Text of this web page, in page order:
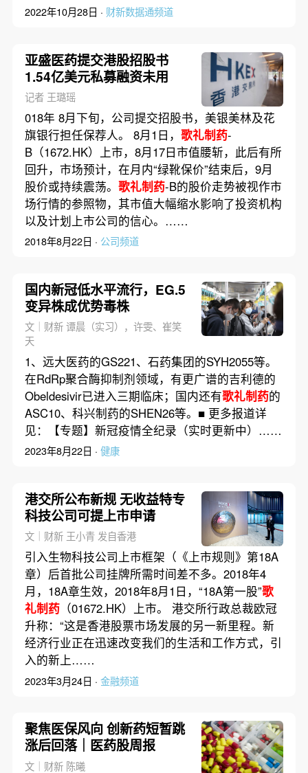
2022年10月28日 · 财新数据通频道
亚盛医药提交港股招股书
1.54亿美元私募融资未用
记者 王璐瑶
018年 8月下旬，公司提交招股书，美银美林及花
旗银行担任保荐人。 8月1日， 歌礼制药-
B（1672.HK）上市，8月17日市值腰斩，此后有所
回升，市场预计，在月内“绿靴保价”结束后，9月
股价或持续震荡。 歌礼制药-B的股价走势被视作市
场行情的参照物，其市值大幅缩水影响了投资机构
以及计划上市公司的信心。……
2018年8月22日 · 公司频道
国内新冠低水平流行，EG.5
变异株成优势毒株
文｜财新 谭晨（实习），许雯、崔笑
天
1、远大医药的GS221、石药集团的SYH2055等。
在RdRp聚合酶抑制剂领域，有更广谱的吉利德的
Obeldesivir已进入三期临床；国内还有歌礼制药的
ASC10、科兴制药的SHEN26等。■ 更多报道详
见：【专题】新冠疫情全纪录（实时更新中）……
2023年8月22日 · 健康
港交所公布新规 无收益特专
科技公司可提上市申请
文｜财新 王小青 发自香港
引入生物科技公司上市框架（《上市规则》第18A
章）后首批公司挂牌所需时间差不多。2018年4
月，18A章生效，2018年8月1日，“18A第一股”歌
礼制药（01672.HK）上市。 港交所行政总裁欧冠
升称：“这是香港股票市场发展的另一新里程。新
经济行业正在迅速改变我们的生活和工作方式，引
入的新上……
2023年3月24日 · 金融频道
聚焦医保风向 创新药短暂跳
涨后回落｜医药股周报
文｜财新 陈曦